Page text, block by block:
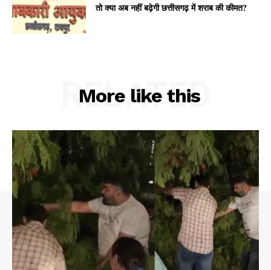
तो क्या अब नहीं बढ़ेगी छत्तीसगढ़ में शराब की कीमत?
More like this
RELATED